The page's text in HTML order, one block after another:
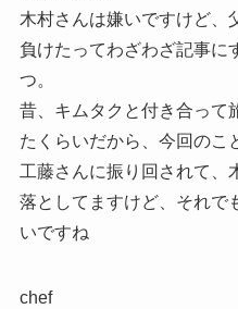
木村さんは嫌いですけど、
負けたってわざわざ記事に
つ。
昔、キムタクと付き合って
たくらいだから、今回のこ
工藤さんに振り回されて、
落としてますけど、それで
いですね
chef